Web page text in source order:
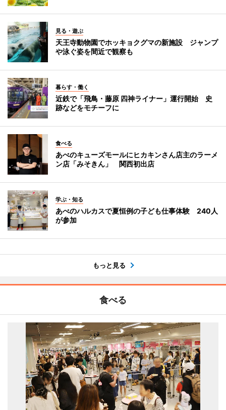
見る・遊ぶ
天王寺動物園でホッキョクグマの新施設 ジャンプ
や泳ぐ姿を間近で観察も
暮らす・働く
近鉄で「飛鳥・藤原 四神ライナー」運行開始 史
跡などをモチーフに
食べる
あべのキューズモールにヒカキンさん店主のラーメ
ン店「みそきん」 関西初出店
学ぶ・知る
あべのハルカスで夏恒例の子ども仕事体験 240人
が参加
もっと見る
食べる